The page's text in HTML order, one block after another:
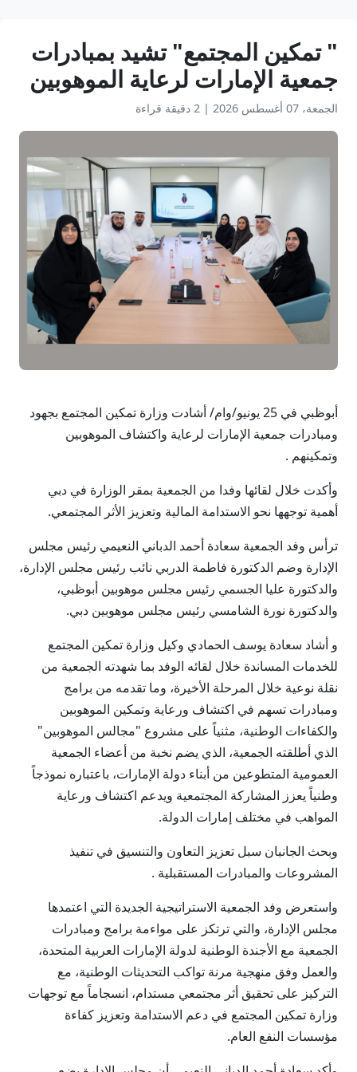
" تمكين المجتمع" تشيد بمبادرات
جمعية الإمارات لرعاية الموهوبين
الجمعة، 07 أغسطس 2026 | 2 دقيقة قراءة
أبوظبي في 25 يونيو/وام/ أشادت وزارة تمكين المجتمع بجهود
ومبادرات جمعية الإمارات لرعاية واكتشاف الموهوبين
وتمكينهم .
وأكدت خلال لقائها وفدا من الجمعية بمقر الوزارة في دبي
أهمية توجهها نحو الاستدامة المالية وتعزيز الأثر المجتمعي.
ترأس وفد الجمعية سعادة أحمد الدباني النعيمي رئيس مجلس
الإدارة وضم الدكتورة فاطمة الدربي نائب رئيس مجلس الإدارة،
والدكتورة عليا الجسمي رئيس مجلس موهوبين أبوظبي،
والدكتورة نورة الشامسي رئيس مجلس موهوبين دبي.
و أشاد سعادة يوسف الحمادي وكيل وزارة تمكين المجتمع
للخدمات المساندة خلال لقائه الوفد بما شهدته الجمعية من
نقلة نوعية خلال المرحلة الأخيرة، وما تقدمه من برامج
ومبادرات تسهم في اكتشاف ورعاية وتمكين الموهوبين
والكفاءات الوطنية، مثنياً على مشروع "مجالس الموهوبين"
الذي أطلقته الجمعية، الذي يضم نخبة من أعضاء الجمعية
العمومية المتطوعين من أبناء دولة الإمارات، باعتباره نموذجاً
وطنياً يعزز المشاركة المجتمعية ويدعم اكتشاف ورعاية
المواهب في مختلف إمارات الدولة.
وبحث الجانبان سبل تعزيز التعاون والتنسيق في تنفيذ
المشروعات والمبادرات المستقبلية .
واستعرض وفد الجمعية الاستراتيجية الجديدة التي اعتمدها
مجلس الإدارة، والتي ترتكز على مواءمة برامج ومبادرات
الجمعية مع الأجندة الوطنية لدولة الإمارات العربية المتحدة،
والعمل وفق منهجية مرنة تواكب التحديثات الوطنية، مع
التركيز على تحقيق أثر مجتمعي مستدام، انسجاماً مع توجهات
وزارة تمكين المجتمع في دعم الاستدامة وتعزيز كفاءة
مؤسسات النفع العام.